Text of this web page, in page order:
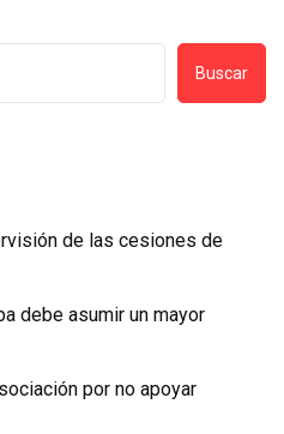
Buscar
de las cesiones de
debe asumir un mayor
por no apoyar